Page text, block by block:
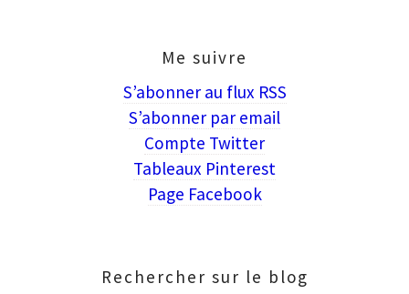
Me suivre
S’abonner au flux RSS
S’abonner par email
Compte Twitter
Tableaux Pinterest
Page Facebook
Rechercher sur le blog